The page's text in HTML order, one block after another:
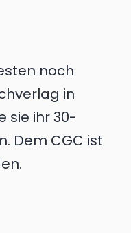
noch
in
sie ihr 30-
Dem CGC ist